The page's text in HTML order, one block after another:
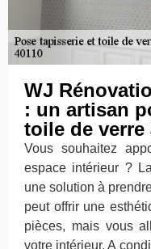
WJ
: un artisan
toile de verre
Vous souhaitez
espace intérieur ?
une solution à
peut offrir une
pièces, mais vous
votre intérieur. A